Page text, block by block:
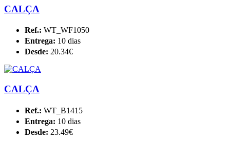
CALÇA
Ref.: WT_WF1050
Entrega: 10 dias
Desde: 20.34€
CALÇA
Ref.: WT_B1415
Entrega: 10 dias
Desde: 23.49€